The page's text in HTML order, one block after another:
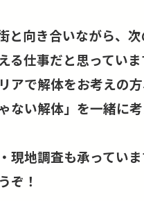
と向き合いながら、
る仕事だと思っていま
アで解体をお考えの方
ない解体」を一緒に
現地調査も承ってい
ぞ！